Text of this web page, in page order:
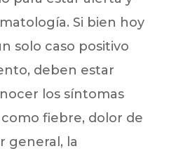
Si bien hoy
solo caso positivo
deben estar
los síntomas
fiebre, dolor de
general, la